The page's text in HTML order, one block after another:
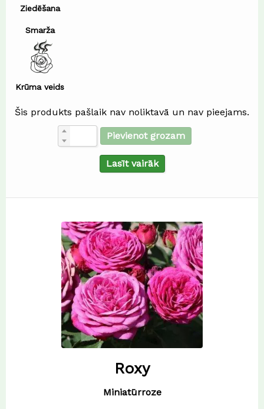
Ziedēšana
Smarža
Krūma veids
Šis produkts pašlaik nav noliktavā un nav pieejams.
Pievienot grozam
Lasīt vairāk
Roxy
Miniatūrroze